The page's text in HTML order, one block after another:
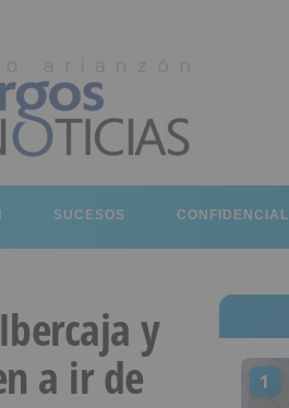
SUCESOS CONFIDENCIAL
y
a ir de
1